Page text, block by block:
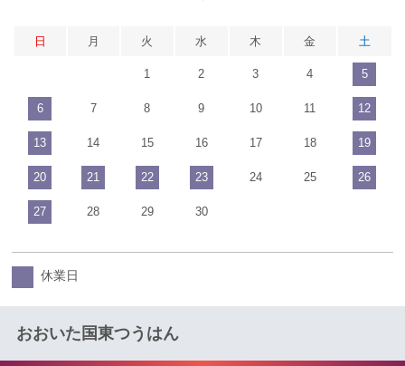
日 月 火 水 木 金 土
1 2 3 4 5
6 7 8 9 10 11 12
13 14 15 16 17 18 19
20 21 22 23 24 25 26
27 28 29 30
休業日
おおいた国東つうはん